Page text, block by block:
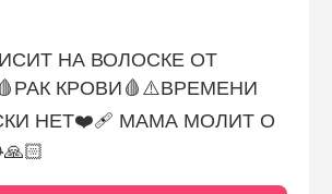
НА ВОЛОСКЕ ОТ
КРОВИ🩸⚠️ВРЕМЕНИ
НЕТ❤️‍🩹 МАМА МОЛИТ О